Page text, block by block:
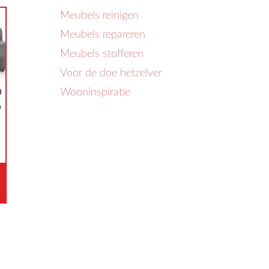
Meubels reinigen
Meubels repareren
Meubels stofferen
Voor de doe hetzelver
Wooninspiratie